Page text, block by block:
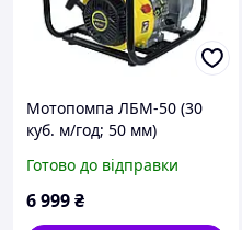
Мотопомпа ЛБМ-50 (30
куб. м/год; 50 мм)
ДОСТАВКА! КЕНТАВР,
патрубки 2"; 6,5 л. с.!
Готово до відправки
6 999₴